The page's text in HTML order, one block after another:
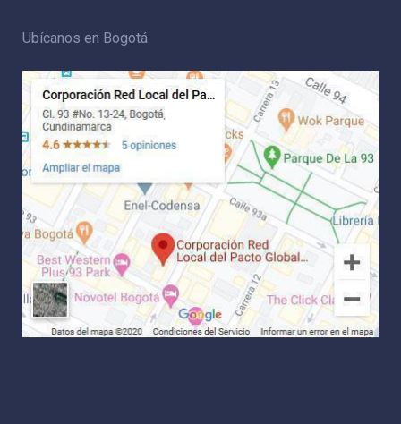
Ubícanos en Bogotá